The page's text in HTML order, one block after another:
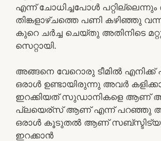
എന്ന് ചോധിച്ചപോൾ
തിങ്കളാഴ്ചത്തെ പണി കഴിഞ്ഞു
കുറെ ചർച്ച ചെയ്തു അതിനിടെ
സെറ്റായി.
അങ്ങനെ വേറൊരു ടീമിൽ എനിക്ക്
ഒരാൾ ഉണ്ടായിരുന്നു അവർ
ഇറക്കിയത് സുഡാനികളെ ആണ്
പ്ലയെര്സ് ആണ് എന്ന് പറഞ്ഞു
ഒരാൾ കൂടുതൽ ആണ്
ഇറക്കാൻ